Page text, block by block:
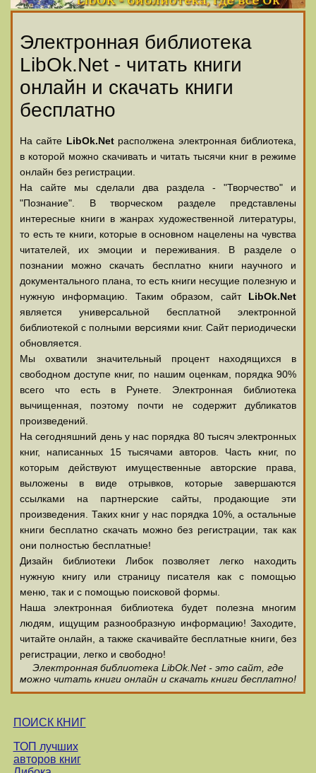
Электронная библиотека
LibOk.Net - читать книги
онлайн и скачать книги
бесплатно
На сайте LibOk.Netрасполжена электронная библиотека,
в которой можно скачивать и читать тысячи книг в режиме
онлайн без регистрации.
На сайте мы сделали два раздела - "Творчество" и
"Познание". В творческом разделе представлены
интересные книги в жанрах художественной литературы,
то есть те книги, которые в основном нацелены на чувства
читателей, их эмоции и переживания. В разделе о
познании можно скачать бесплатно книги научного и
документального плана, то есть книги несущие полезную и
нужную информацию. Таким образом, сайт LibOk.Net
является универсальной бесплатной электронной
библиотекой с полными версиями книг. Сайт периодически
обновляется.
Мы охватили значительный процент находящихся в
свободном доступе книг, по нашим оценкам, порядка 90%
всего что есть в Рунете. Электронная библиотека
вычищенная, поэтому почти не содержит дубликатов
произведений.
На сегодняшний день у нас порядка 80 тысяч электронных
книг, написанных 15 тысячами авторов. Часть книг, по
которым действуют имущественные авторские права,
выложены в виде отрывков, которые завершаются
ссылками на партнерские сайты, продающие эти
произведения. Таких книг у нас порядка 10%, а остальные
книги бесплатно скачать можно без регистрации, так как
они полностью бесплатные!
Дизайн библиотеки Либок позволяет легко находить
нужную книгу или страницу писателя как с помощью
меню, так и с помощью поисковой формы.
Наша электронная библиотека будет полезна многим
людям, ищущим разнообразную информацию! Заходите,
читайте онлайн, а также скачивайте бесплатные книги, без
регистрации, легко и свободно!
Электронная библиотека LibOk.Net - это сайт, где
можно читать книги онлайн и скачать книги бесплатно!
ПОИСК КНИГ
ТОП лучших
авторов книг